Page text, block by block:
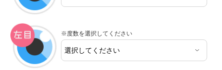
※度数を選択してください